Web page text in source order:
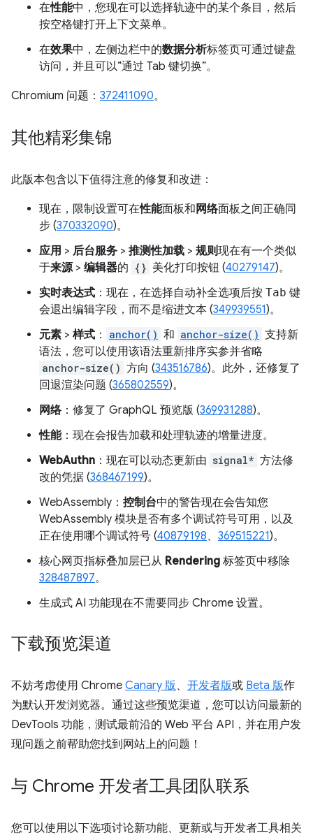
在性能中，您现在可以选择轨迹中的某个条目，然后
按空格键打开上下文菜单。
在效果中，左侧边栏中的数据分析标签页可通过键盘
访问，并且可以“通过 Tab 键切换”。
Chromium 问题： 372411090。
其他精彩集锦
此版本包含以下值得注意的修复和改进：
现在，限制设置可在性能面板和 网络面板之间正确同
步 (370332090)。
应用 > 后台服务 > 推测性加载 > 规则现在有一个类似
于来源> 编辑器的 {} 美化打印按钮 (40279147)。
实时表达式 ：现在，在选择自动补全选项后按 Tab 键
会退出编辑字段，而不是缩进文本 (349939551)。
元素 > 样式 ： anchor() 和 anchor-size() 支持新
语法，您可以使用该语法重新排序实参并省略
anchor-size() 方向 (343516786)。此外，还修复了
回退渲染问题 (365802559)。
网络：修复了 GraphQL 预览版 (369931288)。
性能：现在会报告加载和处理轨迹的增量进度。
WebAuthn ：现在可以动态更新由 signal* 方法修
改的凭据 (368467199)。
WebAssembly： 控制台中的警告现在会告知您
WebAssembly 模块是否有多个调试符号可用，以及
正在使用哪个调试符号 (40879198、 369515221)。
核心网页指标叠加层已从 Rendering 标签页中移除
328487897。
生成式 AI 功能现在不需要同步 Chrome 设置。
下载预览渠道
不妨考虑使用 Chrome Canary 版、 开发者版或 Beta 版作
为默认开发浏览器。通过这些预览渠道，您可以访问最新的
DevTools 功能，测试最前沿的 Web 平台 API，并在用户发
现问题之前帮助您找到网站上的问题！
与 Chrome 开发者工具团队联系
您可以使用以下选项讨论新功能、更新或与开发者工具相关